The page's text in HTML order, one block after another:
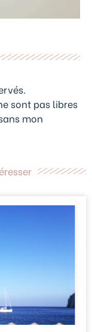
sont pas libres
mon